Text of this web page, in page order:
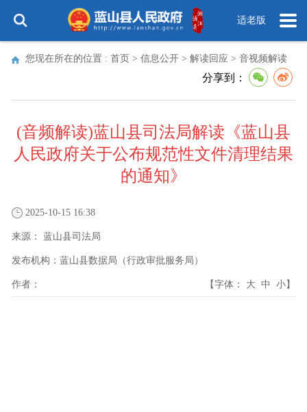
适老版
您现在所在的位置 : 首页 > 信息公开 > 解读回应 > 音视频解读
分享到：
(音频解读)蓝山县司法局解读《蓝山县
人民政府关于公布规范性文件清理结果
的通知》
2025-10-15 16:38
来源： 蓝山县司法局
发布机构： 蓝山县数据局（行政审批服务局）
作者： 【字体： 大 中 小】